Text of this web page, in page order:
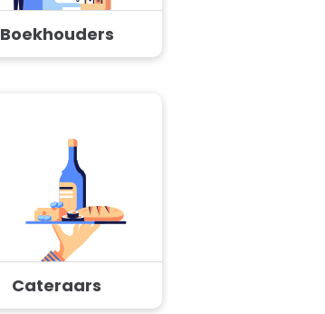
Boekhouders
Cateraars